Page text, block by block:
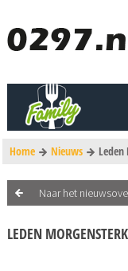
Home Nieuws
Naar het
LEDEN